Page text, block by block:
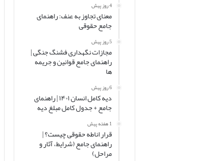
4 روز پیش
معنای تجاوز به عنف: راهنمای
جامع حقوقی
5 روز پیش
مجازات نگهداری فشنگ جنگی |
راهنمای جامع قوانین و جریمه
ها
6 روز پیش
دیه کامل انسان ۱۴۰۱ | راهنمای
جامع + جدول کامل مبلغ دیه
1 هفته پیش
قرار اناطه حقوقی چیست؟ |
راهنمای جامع (شرایط، آثار و
مراحل)